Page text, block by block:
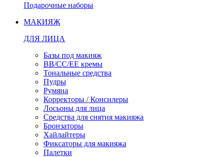
Подарочные наборы
МАКИЯЖ
ДЛЯ ЛИЦА
Базы под макияж
BB/CC/EE кремы
Тональные средства
Пудры
Румяна
Корректоры / Консилеры
Лосьоны для лица
Средства для снятия макияжа
Бронзаторы
Хайлайтеры
Фиксаторы для макияжа
Палетки